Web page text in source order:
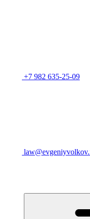
+7 982 635-25-09